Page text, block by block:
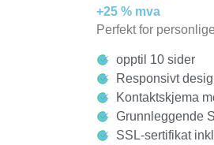
+25 % mva
Perfekt for
opptil 10 sider
Responsivt
Kontaktskjema
Grunnleggende
SSL-sertifikat